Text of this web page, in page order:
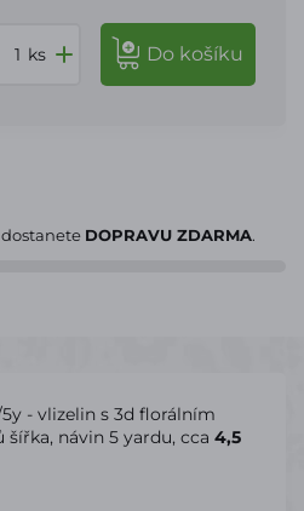
ks do košíku
DOPRAVU ZDARMA.
- vlizelin s 3d florálním
návin 5 yardu, cca 4,5